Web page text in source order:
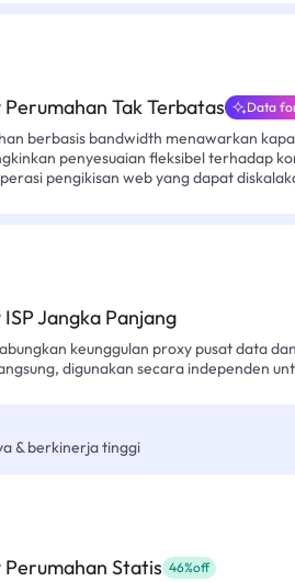
Perumahan Tak Terbatas Data
berbasis bandwidth menawarkan
penyesuaian fleksibel terhadap
pengikisan web yang dapat
ISP Jangka Panjang
keunggulan proxy pusat data
digunakan secara independen
& berkinerja tinggi
Perumahan Statis 46%off